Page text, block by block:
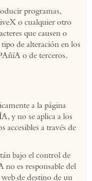
programas,
o cualquier otro
que causen o
tipo de alteración en los
o de terceros.
a la página
y no se aplica a los
accesibles a través de
bajo el control de
es responsable del
de destino de un